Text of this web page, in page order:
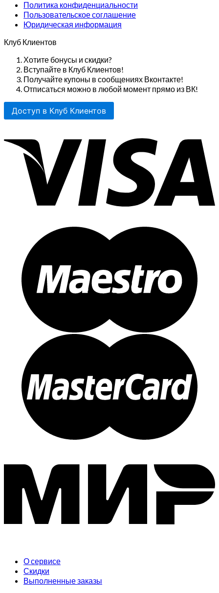
Политика конфиденциальности
Пользовательское соглашение
Юридическая информация
Клуб Клиентов
Хотите бонусы и скидки?
Вступайте в Клуб Клиентов!
Получайте купоны в сообщениях Вконтакте!
Отписаться можно в любой момент прямо из ВК!
Доступ в Клуб Клиентов
О сервисе
Скидки
Выполненные заказы